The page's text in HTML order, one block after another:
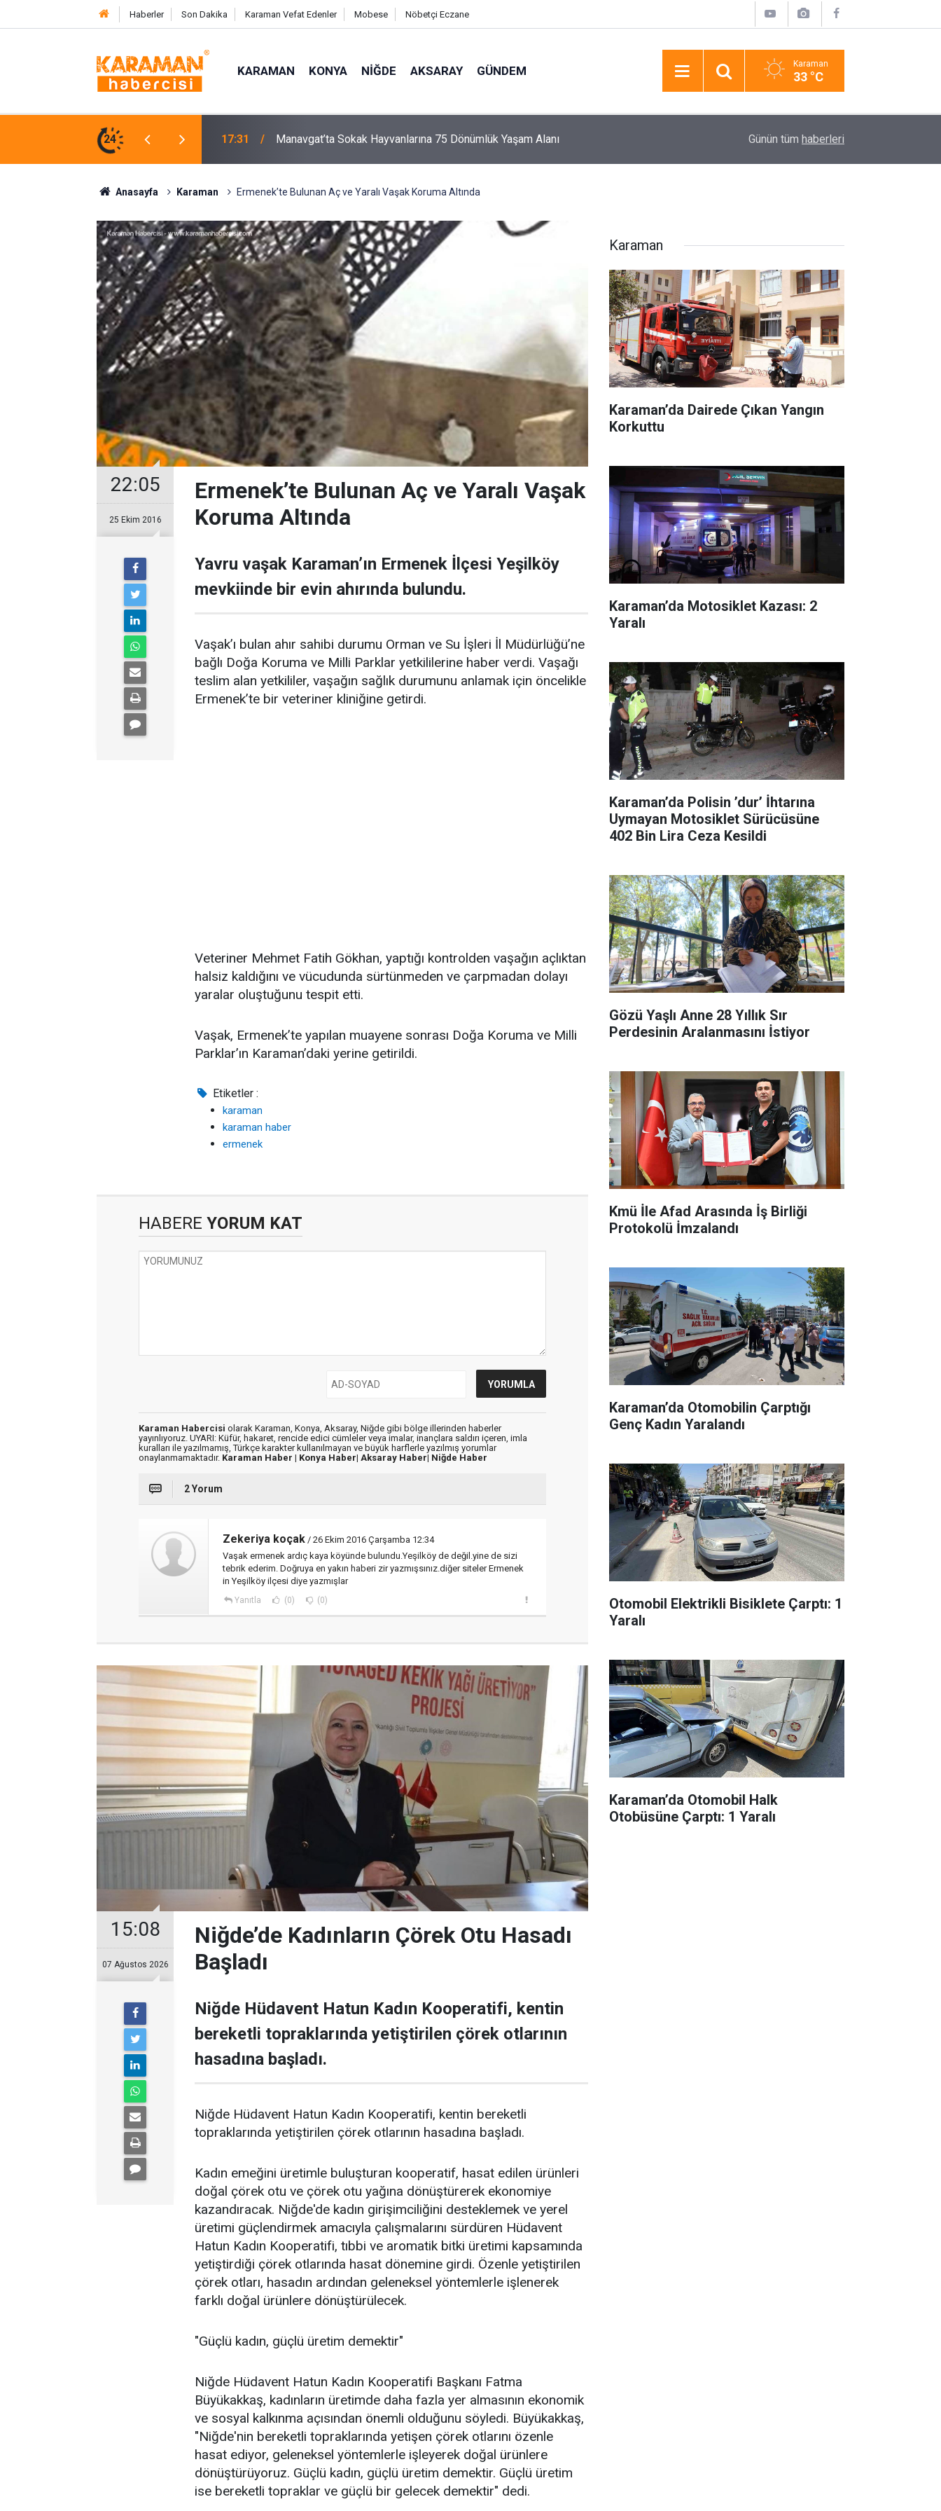
Haberler Son Dakika Karaman Vefat Edenler Mobese Nöbetçi Eczane
KARAMAN KONYA NIĞDE AKSARAY GÜNDEM Karaman
33 °C
24
Dönümlük Yaşam Alanı 17:27 Beyşehir’de Arılı Kovanlar Tek Tek Sayılıyor Tarsus’ta Kırsal Mahallelerin Yolları Parkeyle
Günün tüm haberleri
Anasayfa Karaman Ermenek’te Bulunan Aç ve Yaralı Vaşak Koruma Altında
22:05
25 Ekim 2016
Ermenek’te Bulunan Aç ve Yaralı Vaşak
Koruma Altında
Yavru vaşak Karaman’ın Ermenek İlçesi Yeşilköy
mevkiinde bir evin ahırında bulundu.
Vaşak’ı bulan ahır sahibi durumu Orman ve Su İşleri İl Müdürlüğü’ne
bağlı Doğa Koruma ve Milli Parklar yetkililerine haber verdi. Vaşağı
teslim alan yetkililer, vaşağın sağlık durumunu anlamak için öncelikle
Ermenek’te bir veteriner kliniğine getirdi.
Veteriner Mehmet Fatih Gökhan, yaptığı kontrolden vaşağın açlıktan
halsiz kaldığını ve vücudunda sürtünmeden ve çarpmadan dolayı
yaralar oluştuğunu tespit etti.
Vaşak, Ermenek’te yapılan muayene sonrası Doğa Koruma ve Milli
Parklar’ın Karaman’daki yerine getirildi.
Etiketler :
karaman
karaman haber
ermenek
HABERE YORUM KAT
Karaman Habercisi olarak Karaman, Konya, Aksaray, Niğde gibi bölge illerinden haberler
yayınlıyoruz. UYARI: Küfür, hakaret, rencide edici cümleler veya imalar, inançlara saldırı içeren, imla
kuralları ile yazılmamış, Türkçe karakter kullanılmayan ve büyük harflerle yazılmış yorumlar
onaylanmamaktadır. Karaman Haber | Konya Haber| Aksaray Haber| Niğde Haber
2 Yorum
Zekeriya koçak / 26 Ekim 2016 Çarşamba 12:34
Vaşak ermenek ardıç kaya köyünde bulundu.Yeşilköy de değil.yine de sizi
tebrik ederim. Doğruya en yakın haberi zir yazmışsınız.diğer siteler Ermenek
in Yeşilköy ilçesi diye yazmışlar
Yanıtla (0) (0)
15:08
07 Ağustos 2026
Niğde’de Kadınların Çörek Otu Hasadı
Başladı
Niğde Hüdavent Hatun Kadın Kooperatifi, kentin
bereketli topraklarında yetiştirilen çörek otlarının
hasadına başladı.
Niğde Hüdavent Hatun Kadın Kooperatifi, kentin bereketli
topraklarında yetiştirilen çörek otlarının hasadına başladı.
Kadın emeğini üretimle buluşturan kooperatif, hasat edilen ürünleri
doğal çörek otu ve çörek otu yağına dönüştürerek ekonomiye
kazandıracak. Niğde'de kadın girişimciliğini desteklemek ve yerel
üretimi güçlendirmek amacıyla çalışmalarını sürdüren Hüdavent
Hatun Kadın Kooperatifi, tıbbi ve aromatik bitki üretimi kapsamında
yetiştirdiği çörek otlarında hasat dönemine girdi. Özenle yetiştirilen
çörek otları, hasadın ardından geleneksel yöntemlerle işlenerek
farklı doğal ürünlere dönüştürülecek.
"Güçlü kadın, güçlü üretim demektir"
Niğde Hüdavent Hatun Kadın Kooperatifi Başkanı Fatma
Büyükakkaş, kadınların üretimde daha fazla yer almasının ekonomik
ve sosyal kalkınma açısından önemli olduğunu söyledi. Büyükakkaş,
"Niğde'nin bereketli topraklarında yetişen çörek otlarını özenle
hasat ediyor, geleneksel yöntemlerle işleyerek doğal ürünlere
dönüştürüyoruz. Güçlü kadın, güçlü üretim demektir. Güçlü üretim
ise bereketli topraklar ve güçlü bir gelecek demektir" dedi.
Karaman
Karaman’da Dairede Çıkan Yangın
Korkuttu
Karaman’da Motosiklet Kazası: 2
Yaralı
Karaman’da Polisin ’dur’ İhtarına
Uymayan Motosiklet Sürücüsüne
402 Bin Lira Ceza Kesildi
Gözü Yaşlı Anne 28 Yıllık Sır
Perdesinin Aralanmasını İstiyor
Kmü İle Afad Arasında İş Birliği
Protokolü İmzalandı
Karaman’da Otomobilin Çarptığı
Genç Kadın Yaralandı
Otomobil Elektrikli Bisiklete Çarptı: 1
Yaralı
Karaman’da Otomobil Halk
Otobüsüne Çarptı: 1 Yaralı